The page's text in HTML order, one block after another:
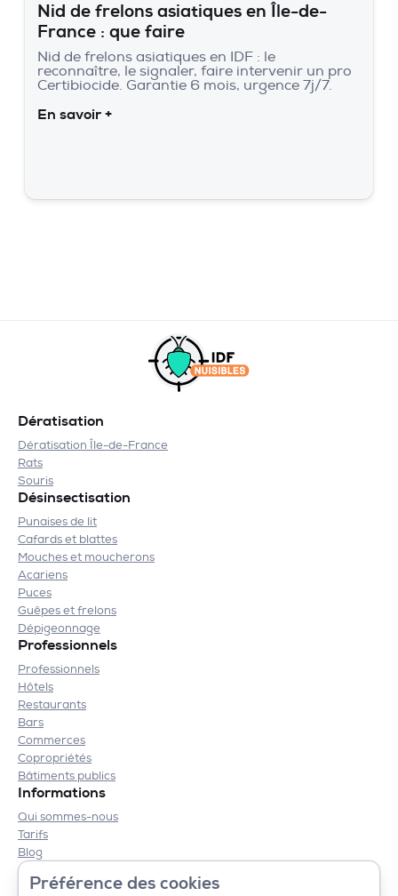
Nid de frelons asiatiques en Île-de-
France : que faire
Nid de frelons asiatiques en IDF : le
reconnaître, le signaler, faire intervenir un pro
Certibiocide. Garantie 6 mois, urgence 7j/7.
En savoir +
Préférence des cookies
Dératisation
Dératisation Île-de-France
Rats
Souris
Désinsectisation
Punaises de lit
Cafards et blattes
Mouches et moucherons
Acariens
Puces
Guêpes et frelons
Dépigeonnage
Professionnels
Professionnels
Hôtels
Restaurants
Bars
Commerces
Copropriétés
Bâtiments publics
Informations
Qui sommes-nous
Tarifs
Blog
Contact
Mentions légales